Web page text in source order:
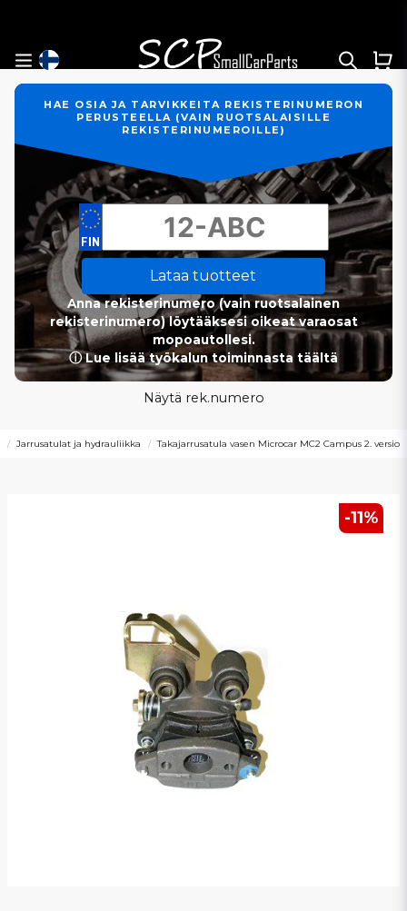
HAE OSIA JA TARVIKKEITA REKISTERINUMERON
PERUSTEELLA (VAIN RUOTSALAISILLE
REKISTERINUMEROILLE)
Lataa tuotteet
Anna rekisterinumero (vain ruotsalainen
rekisterinumero) löytääksesi oikeat varaosat
mopoautollesi.
ⓘ Lue lisää työkalun toiminnasta täältä
Näytä rek.numero
Jarrusatulat ja hydrauliikka Takajarrusatula vasen Microcar MC2 Campus 2. versio
-11%